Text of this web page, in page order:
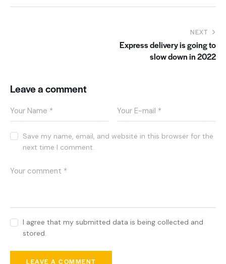
NEXT
Express delivery is going to
slow down in 2022
Leave a comment
Save my name, email, and website in this browser for the
next time I comment.
I agree that my submitted data is being collected and
stored.